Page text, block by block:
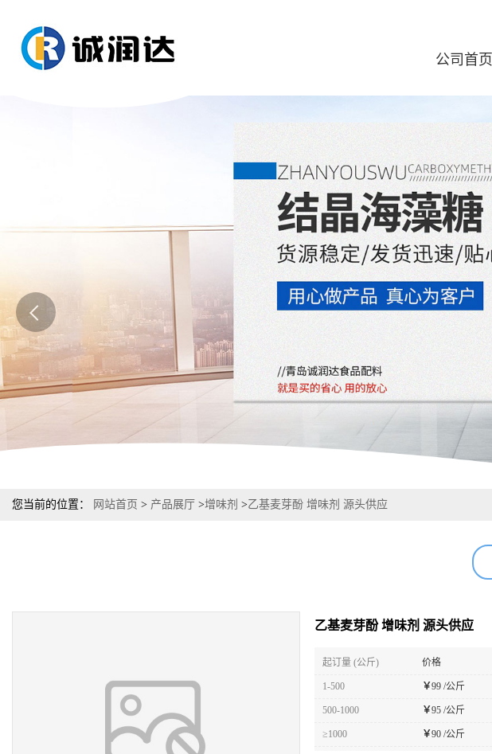
公司首页
您当前的位置： 网站首页 > 产品展厅 >增味剂 >乙基麦芽酚 增味剂 源头供应
乙基麦芽酚 增味剂 源头供应
起订量 (公斤) 价格
1-500 ￥99 /公斤
500-1000 ￥95 /公斤
≥1000 ￥90 /公斤